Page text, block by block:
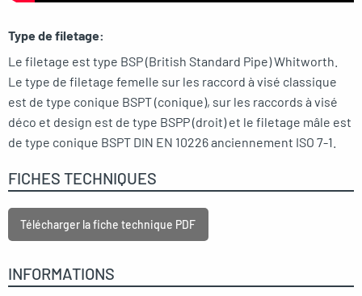
Type de filetage:
Le filetage est type BSP (British Standard Pipe) Whitworth.
Le type de filetage femelle sur les raccord à visé classique
est de type conique BSPT (conique), sur les raccords à visé
déco et design est de type BSPP (droit) et le filetage mâle est
de type conique BSPT DIN EN 10226 anciennement ISO 7-1.
FICHES TECHNIQUES
Télécharger la fiche technique PDF
INFORMATIONS